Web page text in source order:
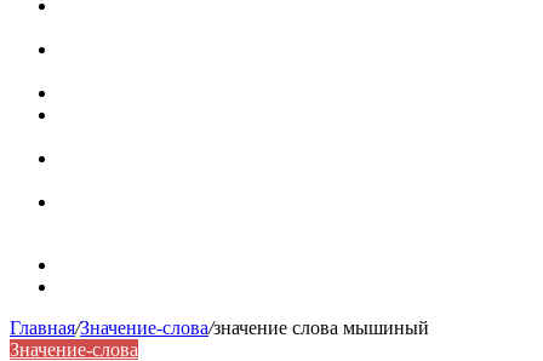
Главная/Значение-слова/значение слова мышиный
Значение-слова